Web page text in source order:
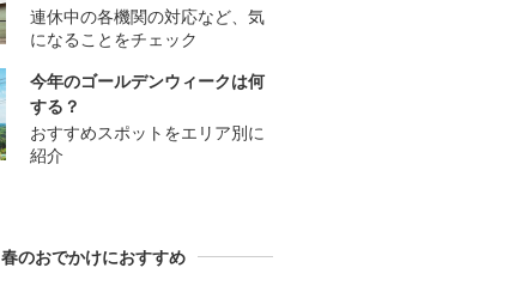
連休中の各機関の対応など、気
になることをチェック
今年のゴールデンウィークは何
する？
おすすめスポットをエリア別に
紹介
春のおでかけにおすすめ